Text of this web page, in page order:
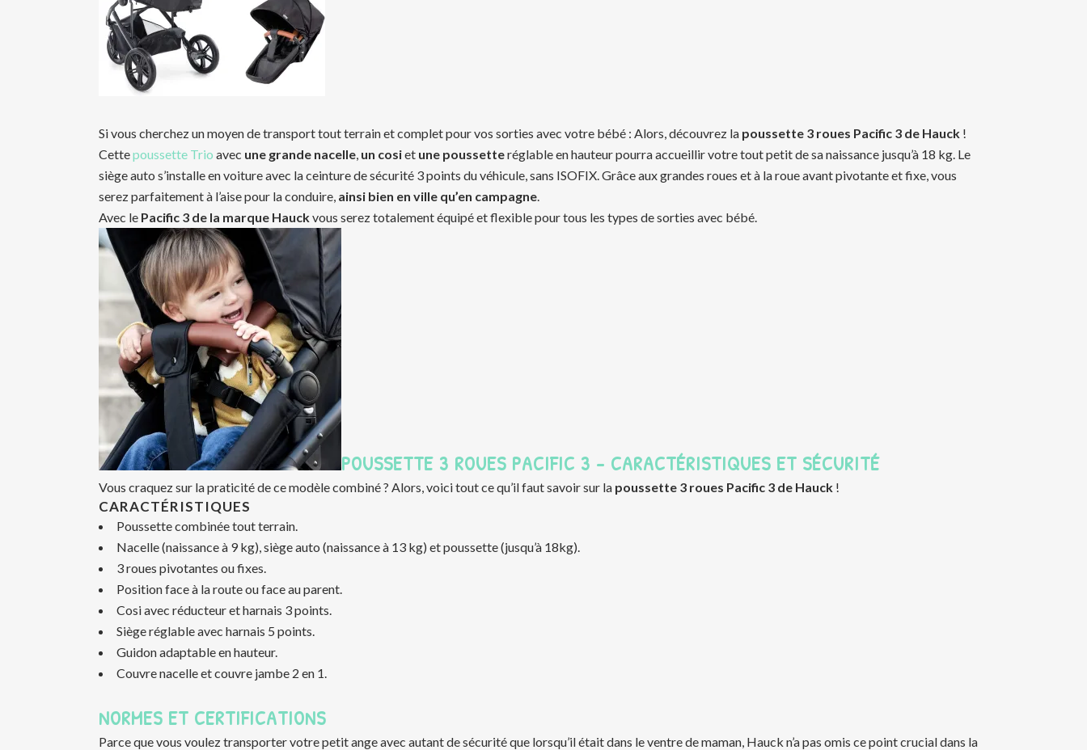
Si vous cherchez un moyen de transport tout terrain et complet pour vos sorties avec votre bébé : Alors, découvrez la poussette 3 roues Pacific 3 de Hauck !
Cettepoussette Trio avec une grande nacelle, un cosiet une poussetteréglable en hauteur pourra accueillir votre tout petit de sa naissance jusqu’à 18 kg. Le
siège auto s’installe en voiture avec la ceinture de sécurité 3 points du véhicule, sans ISOFIX. Grâce aux grandes roues et à la roue avant pivotante et fixe, vous
serez parfaitement à l’aise pour la conduire, ainsi bien en ville qu’en campagne.
Avec le Pacific 3 de la marque Hauckvous serez totalement équipé et flexible pour tous les types de sorties avec bébé.
POUSSETTE 3 ROUES PACIFIC 3 – CARACTÉRISTIQUES ET SÉCURITÉ
Vous craquez sur la praticité de ce modèle combiné ? Alors, voici tout ce qu’il faut savoir sur la poussette 3 roues Pacific 3 de Hauck !
CARACTÉRISTIQUES
Poussette combinée tout terrain.
Nacelle (naissance à 9 kg), siège auto (naissance à 13 kg) et poussette (jusqu’à 18kg).
3 roues pivotantes ou fixes.
Position face à la route ou face au parent.
Cosi avec réducteur et harnais 3 points.
Siège réglable avec harnais 5 points.
Guidon adaptable en hauteur.
Couvre nacelle et couvre jambe 2 en 1.
NORMES ET CERTIFICATIONS
Parce que vous voulez transporter votre petit ange avec autant de sécurité que lorsqu’il était dans le ventre de maman, Hauck n’a pas omis ce point crucial dans la